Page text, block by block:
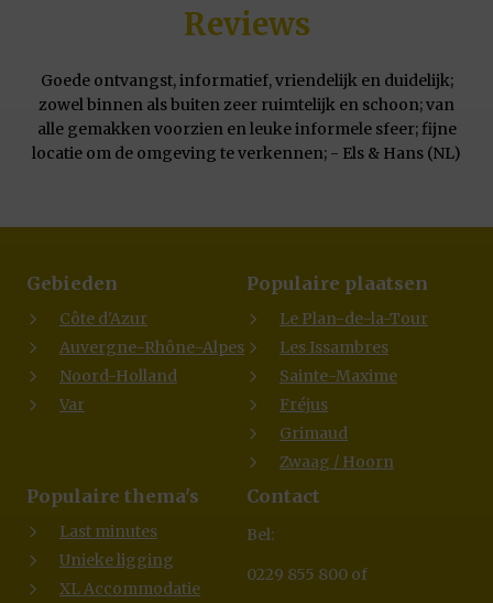
Reviews
Goede ontvangst, informatief, vriendelijk en duidelijk;
zowel binnen als buiten zeer ruimtelijk en schoon; van
alle gemakken voorzien en leuke informele sfeer; fijne
locatie om de omgeving te verkennen; - Els & Hans (NL)
Gebieden
Côte d'Azur
Auvergne-Rhône-Alpes
Noord-Holland
Var
Populaire plaatsen
Le Plan-de-la-Tour
Les Issambres
Sainte-Maxime
Fréjus
Grimaud
Zwaag / Hoorn
Populaire thema's
Last minutes
Unieke ligging
XL Accommodatie
Contact
Bel:
0229 855 800 of